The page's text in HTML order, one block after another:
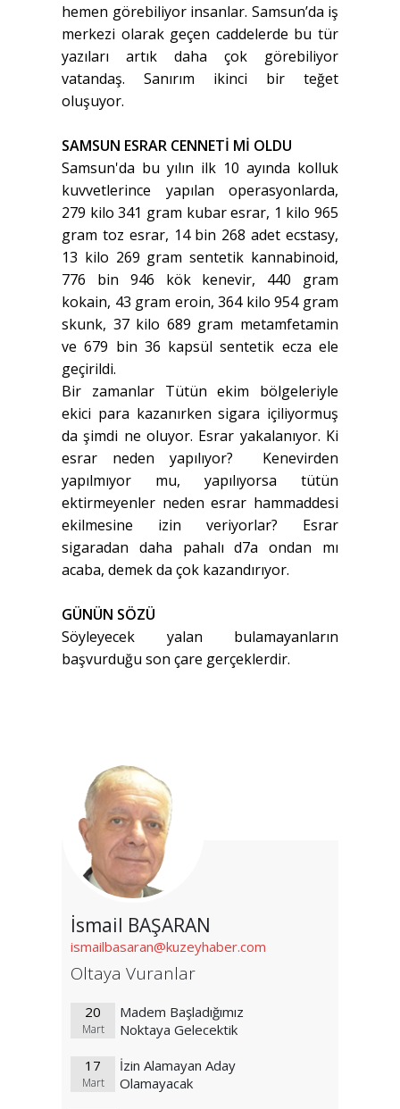
hemen görebiliyor insanlar. Samsun’da iş
merkezi olarak geçen caddelerde bu tür
yazıları artık daha çok görebiliyor
vatandaş. Sanırım ikinci bir teğet
oluşuyor.
SAMSUN ESRAR CENNETİ Mİ OLDU
Samsun'da bu yılın ilk 10 ayında kolluk
kuvvetlerince yapılan operasyonlarda,
279 kilo 341 gram kubar esrar, 1 kilo 965
gram toz esrar, 14 bin 268 adet ecstasy,
13 kilo 269 gram sentetik kannabinoid,
776 bin 946 kök kenevir, 440 gram
kokain, 43 gram eroin, 364 kilo 954 gram
skunk, 37 kilo 689 gram metamfetamin
ve 679 bin 36 kapsül sentetik ecza ele
geçirildi.
Bir zamanlar Tütün ekim bölgeleriyle
ekici para kazanırken sigara içiliyormuş
da şimdi ne oluyor. Esrar yakalanıyor. Ki
esrar neden yapılıyor? Kenevirden
yapılmıyor mu, yapılıyorsa tütün
ektirmeyenler neden esrar hammaddesi
ekilmesine izin veriyorlar? Esrar
sigaradan daha pahalı d7a ondan mı
acaba, demek da çok kazandırıyor.
GÜNÜN SÖZÜ
Söyleyecek yalan bulamayanların
başvurduğu son çare gerçeklerdir.
İsmail BAŞARAN
ismailbasaran@kuzeyhaber.com
Oltaya Vuranlar
20
Mart
Madem Başladığımız
Noktaya Gelecektik
17
Mart
İzin Alamayan Aday
Olamayacak